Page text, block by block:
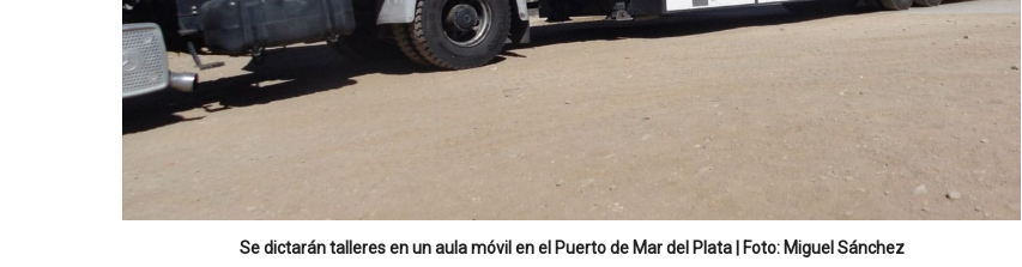
Se dictarán talleres en un aula móvil en el Puerto de Mar del Plata | Foto: Miguel Sánchez